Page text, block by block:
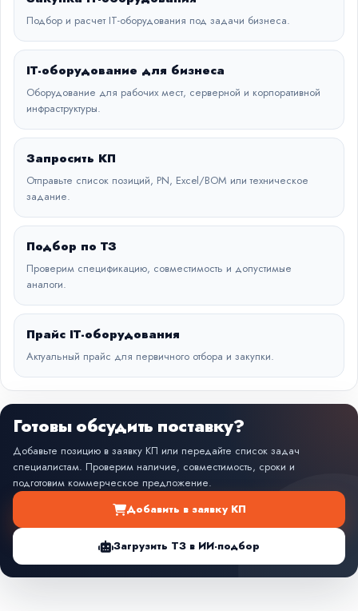
Подбор и расчет IT-оборудования под задачи бизнеса.
IT-оборудование для бизнеса
Оборудование для рабочих мест, серверной и корпоративной
инфраструктуры.
Запросить КП
Отправьте список позиций, PN, Excel/BOM или техническое
задание.
Подбор по ТЗ
Проверим спецификацию, совместимость и допустимые
аналоги.
Прайс IT-оборудования
Актуальный прайс для первичного отбора и закупки.
Готовы обсудить поставку?
Добавьте позицию в заявку КП или передайте список задач
специалистам. Проверим наличие, совместимость, сроки и
подготовим коммерческое предложение.
Добавить в заявку КП
Загрузить ТЗ в ИИ-подбор